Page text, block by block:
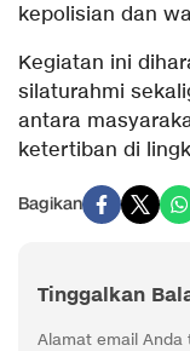
kepolisian dan
Kegiatan ini
silaturahmi
antara
ketertiban di
Bagikan
Tinggalkan
Alamat email Anda